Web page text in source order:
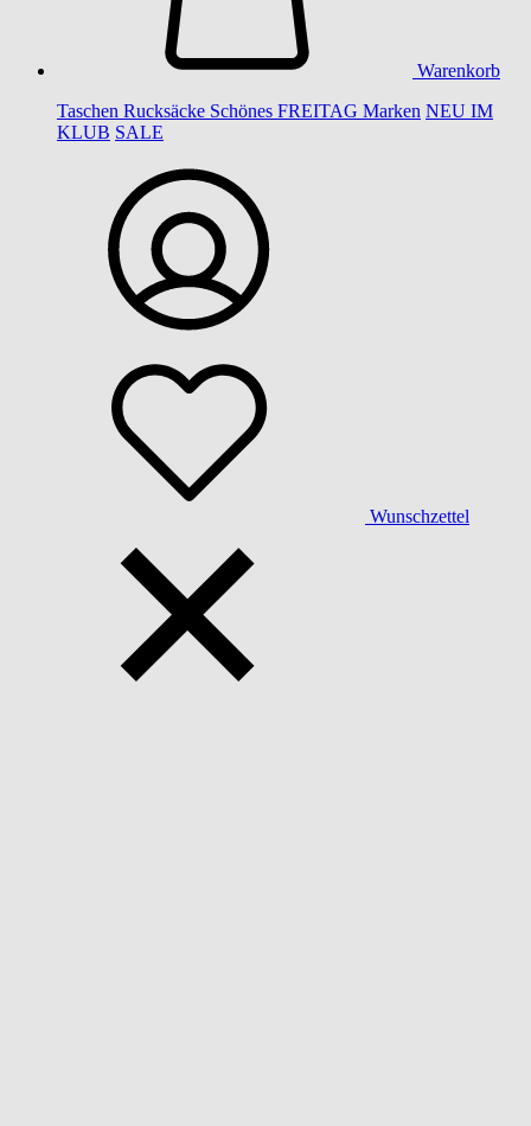
Warenkorb
Taschen Rucksäcke Schönes FREITAG Marken NEU IM
KLUB SALE
Wunschzettel